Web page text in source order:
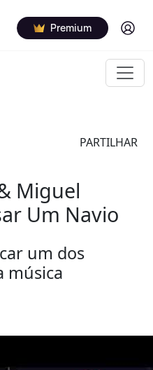
Premium Log in
PARTILHAR
Miguel
Um Navio
um dos
música